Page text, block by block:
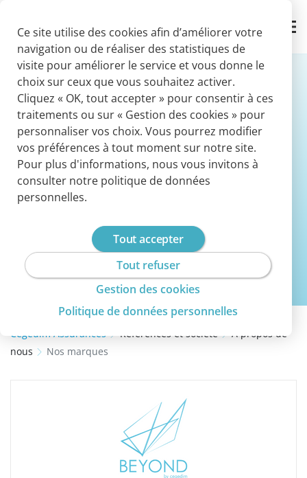
Contact
Nos marques
Nous intervenons sur le marché sous le nom
de Cegedim Assurances. Mais nous sommes
aussi connus à travers nos marques de
produits et services.
Cegedim Assurances Références et société
A propos de
nous
Nos marques
Ce site utilise des cookies afin d’améliorer votre
navigation ou de réaliser des statistiques de
visite pour améliorer le service et vous donne le
choix sur ceux que vous souhaitez activer.
Cliquez « OK, tout accepter » pour consentir à ces
traitements ou sur « Gestion des cookies » pour
personnaliser vos choix. Vous pourrez modifier
vos préférences à tout moment sur notre site.
Pour plus d'informations, nous vous invitons à
consulter notre politique de données
personnelles.
Tout accepter
Tout refuser
Gestion des cookies
Politique de données personnelles